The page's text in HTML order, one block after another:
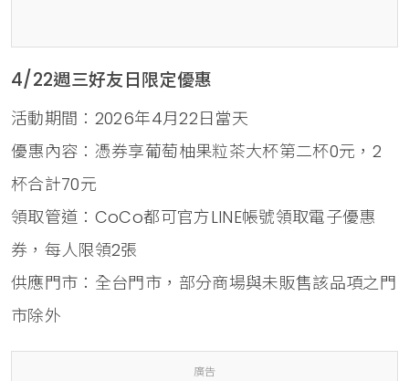
4/22週三好友日限定優惠
活動期間：2026年4月22日當天
優惠內容：憑券享葡萄柚果粒茶大杯第二杯0元，2
杯合計70元
領取管道：CoCo都可官方LINE帳號領取電子優惠
券，每人限領2張
供應門市：全台門市，部分商場與未販售該品項之門
市除外
廣告